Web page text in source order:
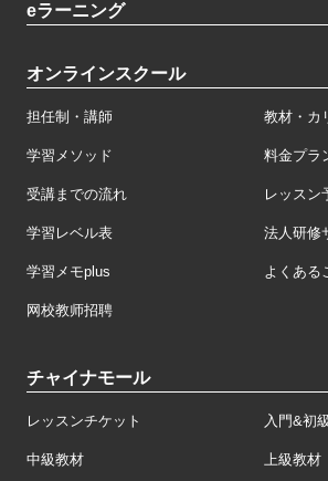
eラーニング
オンラインスクール
担任制・講師 教材・カ
学習メソッド 料金プラ
受講までの流れ レッスン
学習レベル表 法人研修
学習メモplus よくある
网校教师招聘
チャイナモール
レッスンチケット 入門&初
中級教材 上級教材